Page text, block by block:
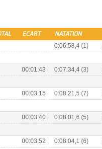
ECART NATATION
0:06:58,4 (1)
00:01:43 0:07:34,4 (3)
00:03:15 0:08:21,5 (7)
00:03:40 0:08:01,6 (5)
00:03:52 0:08:04,1 (6)